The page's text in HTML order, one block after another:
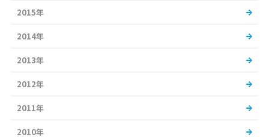
2015年
2014年
2013年
2012年
2011年
2010年